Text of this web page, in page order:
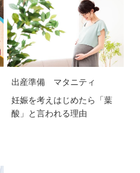
出産準備
マタニティ
妊娠を考えはじめたら「葉
酸」と言われる理由